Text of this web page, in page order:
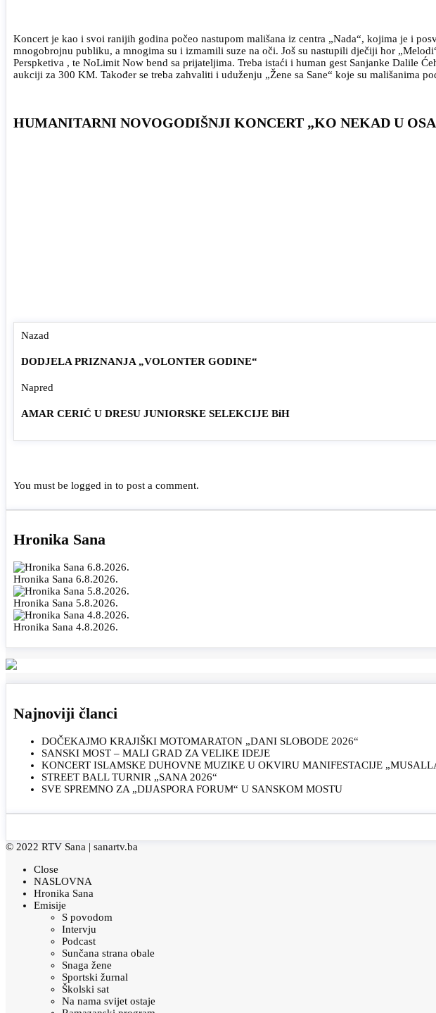
Koncert je kao i svoi ranijih godina počeo nastupom mališana iz centra „Nada“, kojima je i
mnogobrojnu publiku, a mnogima su i izmamili suze na oči. Još su nastupili dječiji hor
Perspketiva , te NoLimit Now bend sa prijateljima. Treba istaći i human gest Sanjanke Dalile
aukciji za 300 KM. Također se treba zahvaliti i uduženju „Žene sa Sane“ koje su mališanima
HUMANITARNI NOVOGODIŠNJI KONCERT „KO NEKAD U
Nazad
DODJELA PRIZNANJA „VOLONTER GODINE“
Napred
AMAR CERIĆ U DRESU JUNIORSKE SELEKCIJE BiH
You must be logged in to post a comment.
Hronika Sana
Hronika Sana 6.8.2026.
Hronika Sana 5.8.2026.
Hronika Sana 4.8.2026.
Najnoviji članci
DOČEKAJMO KRAJIŠKI MOTOMARATON „DANI SLOBODE 2026“
SANSKI MOST – MALI GRAD ZA VELIKE IDEJE
KONCERT ISLAMSKE DUHOVNE MUZIKE U OKVIRU MANIFESTACIJE
STREET BALL TURNIR „SANA 2026“
SVE SPREMNO ZA „DIJASPORA FORUM“ U SANSKOM MOSTU
© 2022 RTV Sana | sanartv.ba
Close
NASLOVNA
Hronika Sana
Emisije
S povodom
Intervju
Podcast
Sunčana strana obale
Snaga žene
Sportski žurnal
Školski sat
Na nama svijet ostaje